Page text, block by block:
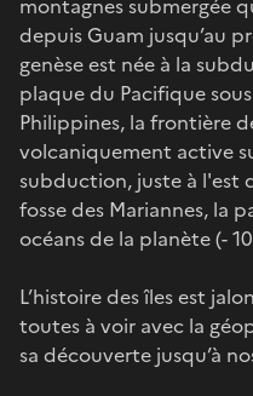
depuis Guam jusqu’au
genèse est née à la
plaque du Pacifique
Philippines, la frontière
volcaniquement active
subduction, juste à l'est
fosse des Mariannes, la
océans de la planète (-
L’histoire des îles est
toutes à voir avec la
sa découverte jusqu’à